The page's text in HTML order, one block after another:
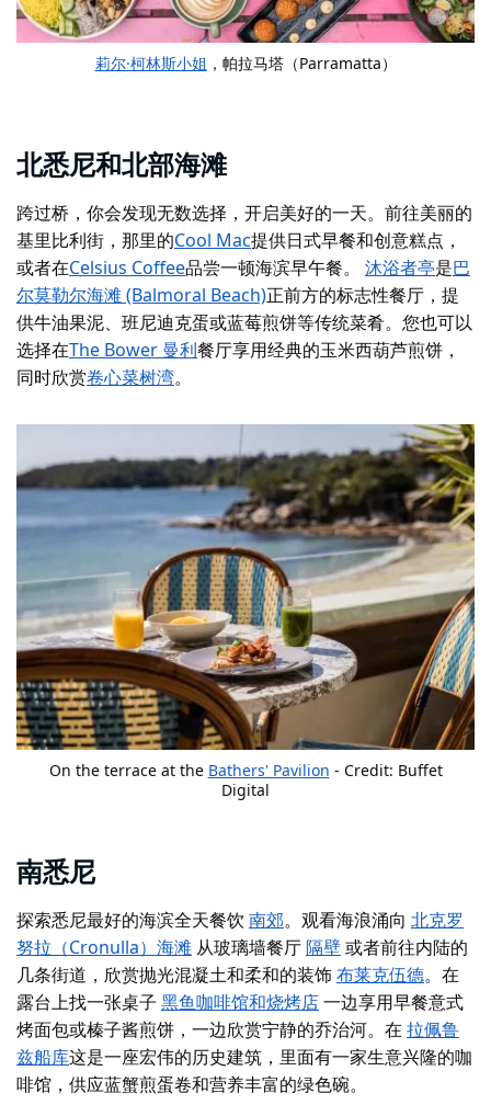
莉尔·柯林斯小姐 ，帕拉马塔（Parramatta）
北悉尼和北部海滩
跨过桥，你会发现无数选择，开启美好的一天。前往美丽的
基里比利街，那里的Cool Mac提供日式早餐和创意糕点，
或者在Celsius Coffee品尝一顿海滨早午餐。 沐浴者亭是巴
尔莫勒尔海滩 (Balmoral Beach)正前方的标志性餐厅，提
供牛油果泥、班尼迪克蛋或蓝莓煎饼等传统菜肴。您也可以
选择在The Bower 曼利餐厅享用经典的玉米西葫芦煎饼，
同时欣赏卷心菜树湾。
On the terrace at the Bathers' Pavilion - Credit: Buffet
Digital
南悉尼
探索悉尼最好的海滨全天餐饮南郊。观看海浪涌向 北克罗
努拉（Cronulla）海滩 从玻璃墙餐厅隔壁或者前往内陆的
几条街道，欣赏抛光混凝土和柔和的装饰布莱克伍德。在
露台上找一张桌子 黑鱼咖啡馆和烧烤店一边享用早餐意式
烤面包或榛子酱煎饼，一边欣赏宁静的乔治河。在 拉佩鲁
兹船库这是一座宏伟的历史建筑，里面有一家生意兴隆的咖
啡馆，供应蓝蟹煎蛋卷和营养丰富的绿色碗。